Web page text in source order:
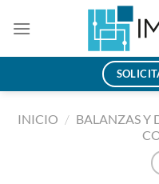
INICIO / BALANZAS Y